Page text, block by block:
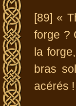
[89] «
forge ?
la
bras
acérés